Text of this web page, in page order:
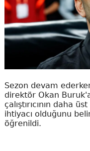
Sezon devam
direktör Okan
çalıştırıcının daha
ihtiyacı olduğunu
öğrenildi.